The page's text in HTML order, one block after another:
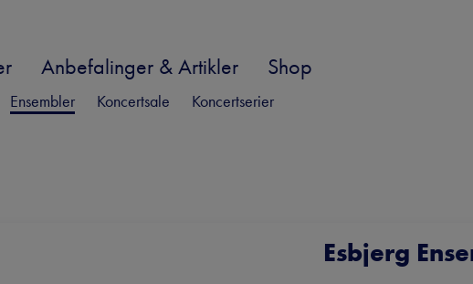
Anbefalinger & Artikler Shop
Ensembler Koncertsale Koncertserier
Esbjerg